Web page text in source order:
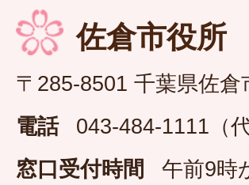
佐倉市役所
〒285-8501 千葉県佐倉
電話
043-484-1111（代
窓口受付時間
午前9時